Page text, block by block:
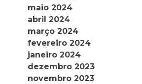
maio 2024
abril 2024
março 2024
fevereiro 2024
janeiro 2024
dezembro 2023
novembro 2023